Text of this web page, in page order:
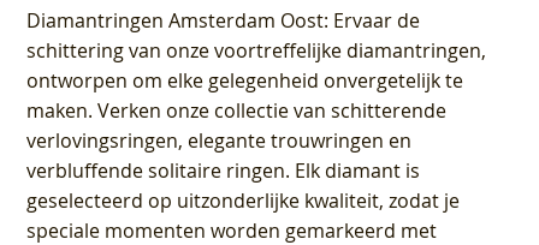
Diamantringen Amsterdam Oost: Ervaar de
schittering van onze voortreffelijke diamantringen,
ontworpen om elke gelegenheid onvergetelijk te
maken. Verken onze collectie van schitterende
verlovingsringen, elegante trouwringen en
verbluffende solitaire ringen. Elk diamant is
geselecteerd op uitzonderlijke kwaliteit, zodat je
speciale momenten worden gemarkeerd met